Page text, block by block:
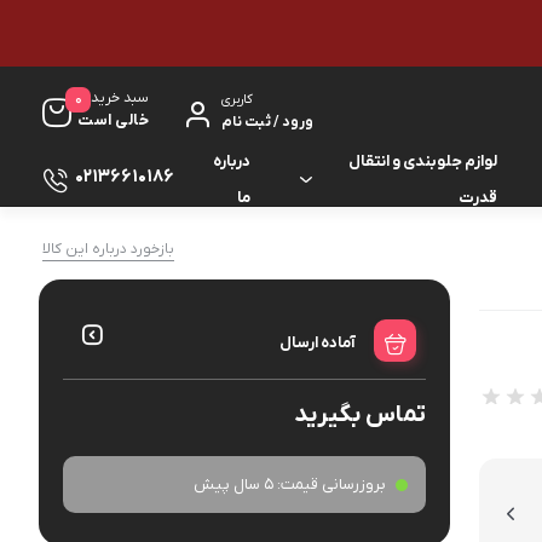
کاربری
ورود / ثبت نام
سبد خرید
خالی است
0
لوازم یدکی هایس
لوازم یدکی هایلوکس
لوازم جلوبندی و انتقال
قدرت
لوازم گیربکس و جلوبندی GS
لوازم گیربکس و جلوبندی IS
لوازم گیربکس و جلوبندی LS
لوازم گیربکس و جلوبندی RX
درباره
ما
02136610186
بازخورد درباره این کالا
آماده ارسال
تماس بگیرید
بروزرسانی قیمت: 5 سال پیش